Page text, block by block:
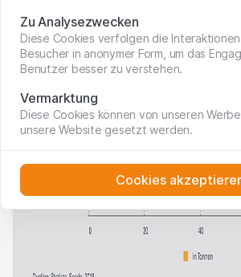
Zu Analysezwecken
Diese Cookies verfolgen die
Besucher in anonymer Form, um das
Benutzer besser zu verstehen.
Vermarktung
Diese Cookies können von unseren
unsere Website gesetzt werden.
Cookies